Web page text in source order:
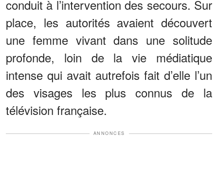
conduit à l’intervention des secours. Sur
place, les autorités avaient découvert
une femme vivant dans une solitude
profonde, loin de la vie médiatique
intense qui avait autrefois fait d’elle l’un
des visages les plus connus de la
télévision française.
ANNONCES